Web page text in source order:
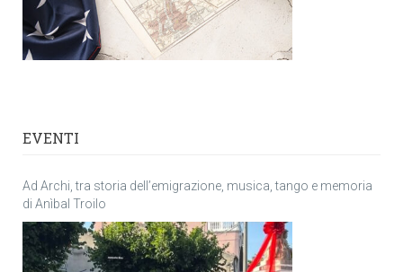
EVENTI
Ad Archi, tra storia dell’emigrazione, musica, tango e memoria
di Anìbal Troilo